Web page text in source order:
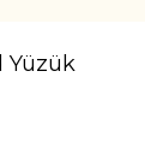
Yüzük